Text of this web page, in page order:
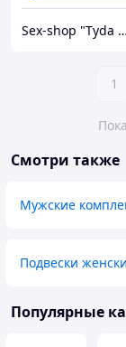
Sex-shop "Tyda & Syda"
1
Смотри также
Мужские
Подвески
Популярные